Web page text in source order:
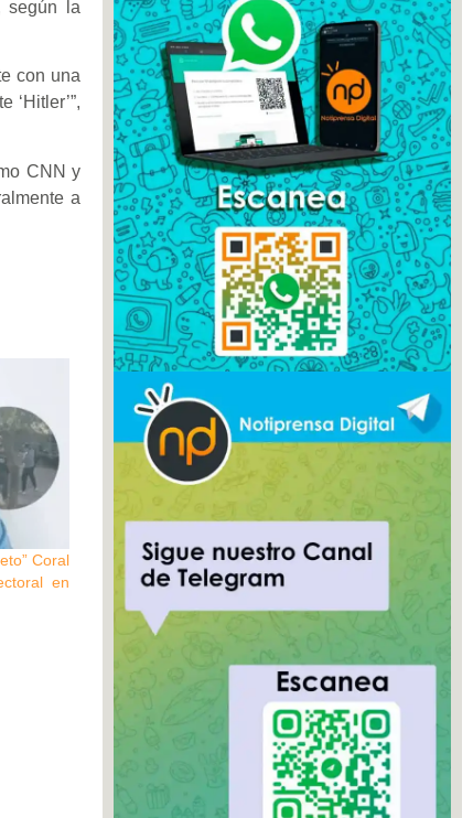
según la
con una
‘Hitler’”,
CNN y
a
Coral
en